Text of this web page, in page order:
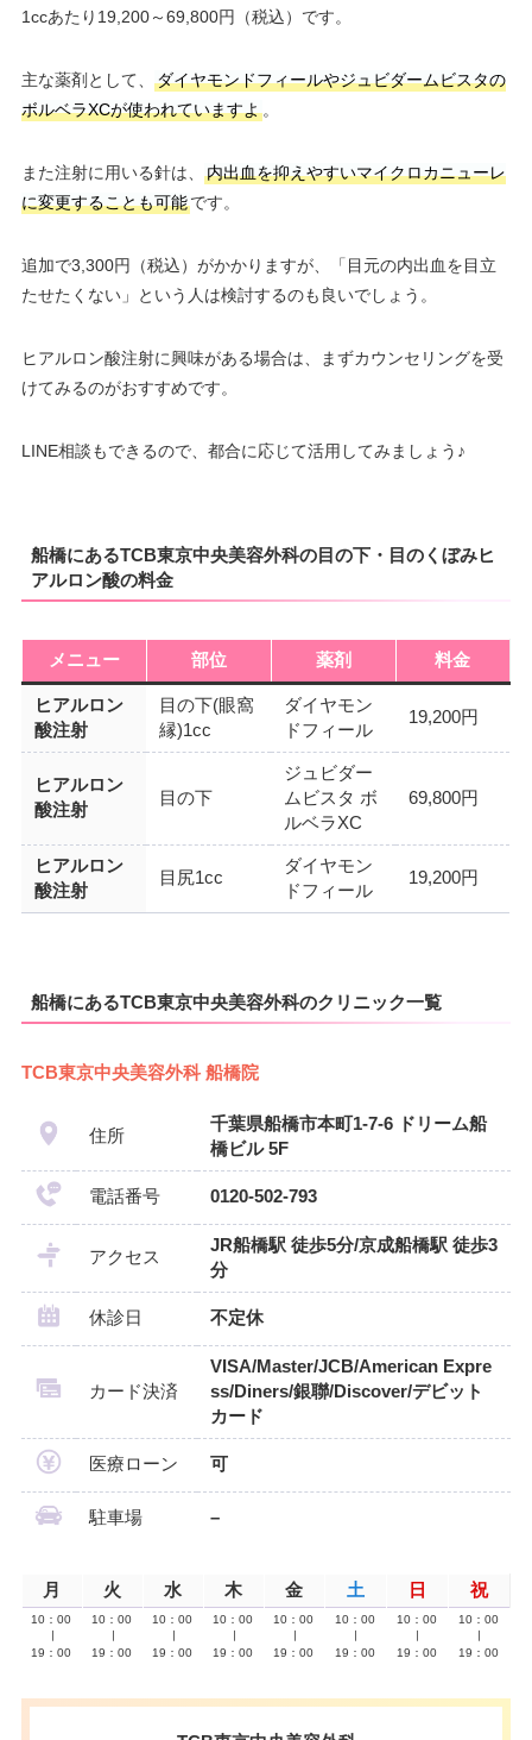
1ccあたり19,200～69,800円（税込）です。
主な薬剤として、
ダイヤモンドフィールやジュビダームビスタの
ボルベラXCが使われていますよ。
また注射に用いる針は、
内出血を抑えやすいマイクロカニューレ
に変更することも可能です。
追加で3,300円（税込）がかかりますが、「目元の内出血を目立
たせたくない」という人は検討するのも良いでしょう。
ヒアルロン酸注射に興味がある場合は、まずカウンセリングを受
けてみるのがおすすめです。
LINE相談もできるので、都合に応じて活用してみましょう♪
船橋にあるTCB東京中央美容外科の目の下・目のくぼみヒ
アルロン酸の料金
メニュー 部位 薬剤 料金
ヒアルロン
酸注射
目の下(眼窩
縁)1cc
ダイヤモン
ドフィール
19,200円
ヒアルロン
酸注射
目の下
ジュビダー
ムビスタ ボ
ルベラXC
69,800円
ヒアルロン
酸注射
目尻1cc
ダイヤモン
ドフィール
19,200円
船橋にあるTCB東京中央美容外科のクリニック一覧
TCB東京中央美容外科 船橋院
住所
千葉県船橋市本町1-7-6 ドリーム船
橋ビル 5F
電話番号 0120-502-793
アクセス
JR船橋駅 徒歩5分/京成船橋駅 徒歩3
分
休診日 不定休
カード決済
VISA/Master/JCB/American Expre
ss/Diners/銀聯/Discover/デビット
カード
医療ローン 可
駐車場 –
月 火 水 木 金 土 日 祝
10：00
19：00
10：00
19：00
10：00
19：00
10：00
19：00
10：00
19：00
10：00
19：00
10：00
19：00
10：00
19：00